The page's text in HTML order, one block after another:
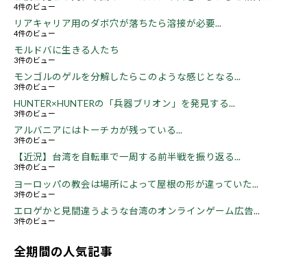
4件のビュー
リアキャリア用のダボ穴が落ちたら溶接が必要...
4件のビュー
モルドバに生きる人たち
3件のビュー
モンゴルのゲルを分解したらこのような感じとなる...
3件のビュー
HUNTER×HUNTERの「兵器ブリオン」を発見する...
3件のビュー
アルバニアにはトーチカが残っている...
3件のビュー
【近況】台湾を自転車で一周する前半戦を振り返る...
3件のビュー
ヨーロッパの教会は場所によって屋根の形が違っていた...
3件のビュー
エロゲかと見間違うような台湾のオンラインゲーム広告...
3件のビュー
全期間の人気記事